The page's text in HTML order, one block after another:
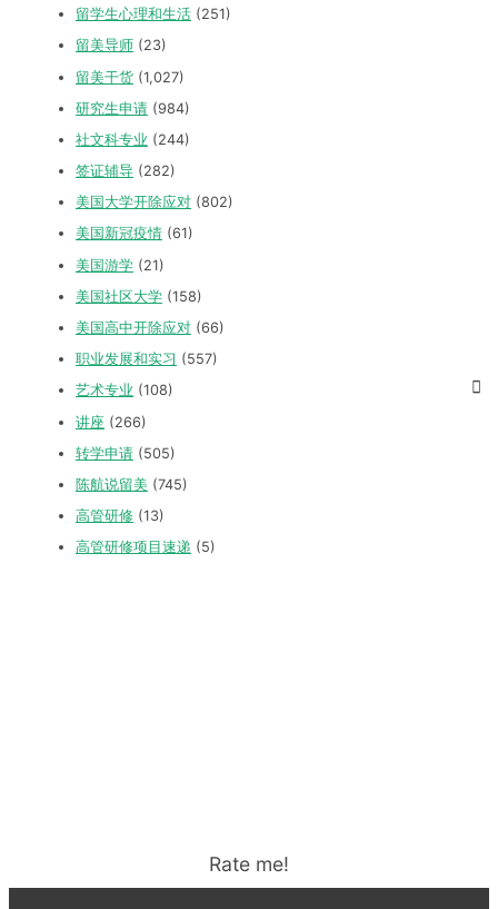
留学生心理和生活 (251)
留美导师 (23)
留美干货 (1,027)
研究生申请 (984)
社文科专业 (244)
签证辅导 (282)
美国大学开除应对 (802)
美国新冠疫情 (61)
美国游学 (21)
美国社区大学 (158)
美国高中开除应对 (66)
职业发展和实习 (557)
艺术专业 (108)
讲座 (266)
转学申请 (505)
陈航说留美 (745)
高管研修 (13)
高管研修项目速递 (5)
Rate me!